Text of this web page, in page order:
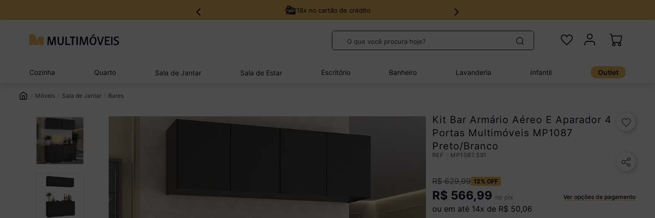
18x no cartão de crédito
O que você procura hoje?
Cozinha Quarto Sala de Jantar Sala de Estar Escritório Banheiro Lavanderia Infantil Outlet
Móveis Sala de Jantar Bares
Kit Bar Armário Aéreo E Aparador 4
Portas Multimóveis MP1087
Preto/Branco
: MP1087.591
R$ 629,99 12% OFF
R$ 566,99 no pix Ver opções de pagamento
ou em até 14x de R$ 50,06
4º
veneza